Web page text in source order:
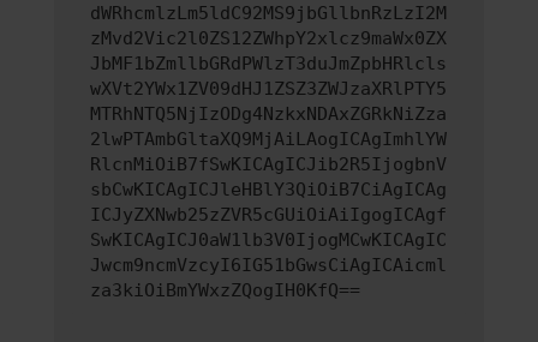
dWRhcmlzLm5ldC92MS9jbGllbnRzLzI2M
zMvd2Vic2l0ZS12ZWhpY2xlcz9maWx0ZX
JbMF1bZmllbGRdPWlzT3duJmZpbHRlcls
wXVt2YWx1ZV09dHJ1ZSZ3ZWJzaXRlPTY5
MTRhNTQ5NjIzODg4NzkxNDAxZGRkNiZza
2lwPTAmbGltaXQ9MjAiLAogICAgImhlYW
RlcnMiOiB7fSwKICAgICJib2R5IjogbnV
sbCwKICAgICJleHBlY3QiOiB7CiAgICAg
ICJyZXNwb25zZVR5cGUiOiAiIgogICAgf
SwKICAgICJ0aW1lb3V0IjogMCwKICAgIC
Jwcm9ncmVzcyI6IG51bGwsCiAgICAicml
za3kiOiBmYWxzZQogIH0KfQ==